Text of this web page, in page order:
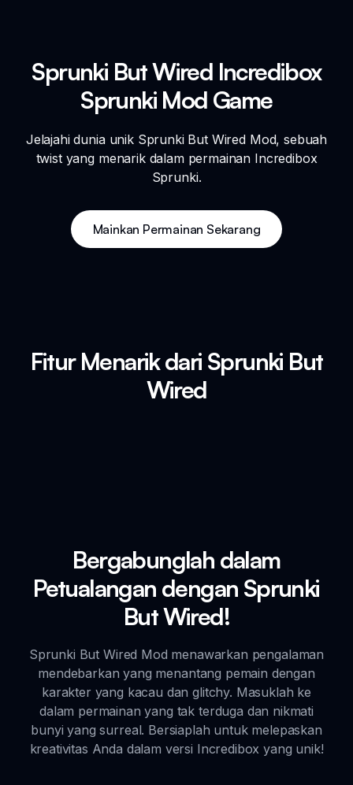
Sprunki But Wired Incredibox
Sprunki Mod Game
Jelajahi dunia unik Sprunki But Wired Mod, sebuah
twist yang menarik dalam permainan Incredibox
Sprunki.
Mainkan Permainan Sekarang
Fitur Menarik dari Sprunki But
Wired
Bergabunglah dalam
Petualangan dengan Sprunki
But Wired!
Sprunki But Wired Mod menawarkan pengalaman
mendebarkan yang menantang pemain dengan
karakter yang kacau dan glitchy. Masuklah ke
dalam permainan yang tak terduga dan nikmati
bunyi yang surreal. Bersiaplah untuk melepaskan
kreativitas Anda dalam versi Incredibox yang unik!